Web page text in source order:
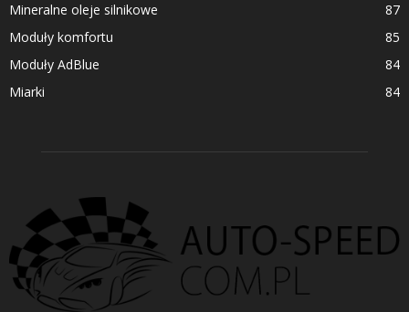
Mineralne oleje silnikowe
87
Moduły komfortu
85
Moduły AdBlue
84
Miarki
84